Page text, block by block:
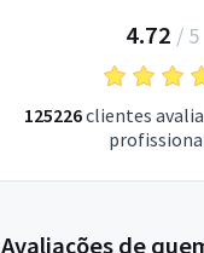
4.72 / 5
125226clientes
Avaliações de